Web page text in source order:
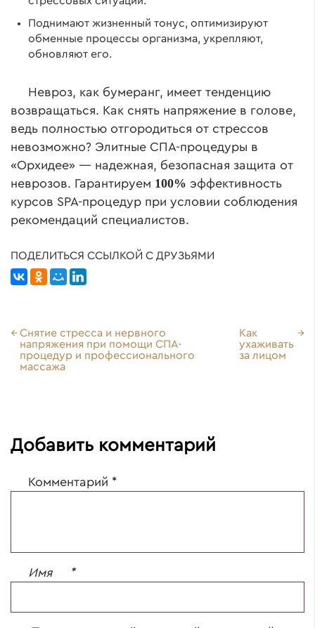
Поднимают жизненный тонус, оптимизируют
обменные процессы организма, укрепляют,
обновляют его.
Невроз, как бумеранг, имеет тенденцию
возвращаться. Как снять напряжение в голове,
ведь полностью отгородиться от стрессов
невозможно? Элитные СПА-процедуры в
«Орхидее» — надежная, безопасная защита от
неврозов. Гарантируем 100% эффективность
курсов SPA-процедур при условии соблюдения
рекомендаций специалистов.
ПОДЕЛИТЬСЯ ССЫЛКОЙ С ДРУЗЬЯМИ
Снятие стресса и нервного
напряжения при помощи СПА-
процедур и профессионального
массажа
Как
ухаживать
за лицом
Добавить комментарий
Комментарий *
Имя *